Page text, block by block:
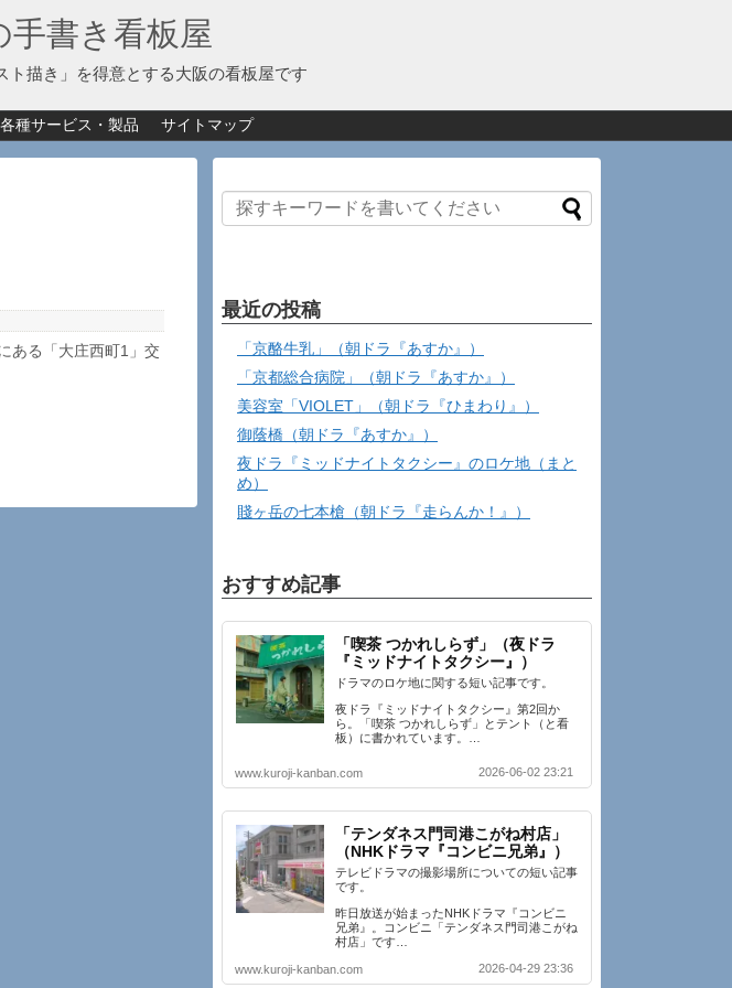
手書き看板屋
ト描き」を得意とする大阪の看板屋です
各種サービス・製品 サイトマップ
ある「大庄西町1」交
最近の投稿
「京酪牛乳」（朝ドラ『あすか』）
「京都総合病院」（朝ドラ『あすか』）
美容室「VIOLET」（朝ドラ『ひまわり』）
御蔭橋（朝ドラ『あすか』）
夜ドラ『ミッドナイトタクシー』のロケ地（まと
め）
賤ヶ岳の七本槍（朝ドラ『走らんか！』）
おすすめ記事
「喫茶 つかれしらず」（夜ドラ
『ミッドナイトタクシー』）
ドラマのロケ地に関する短い記事です。
夜ドラ『ミッドナイトタクシー』第2回か
ら。「喫茶 つかれしらず」とテント（と看
板）に書かれています。…
www.kuroji-kanban.com 2026-06-02 23:21
「テンダネス門司港こがね村店」
（NHKドラマ『コンビニ兄弟』）
テレビドラマの撮影場所についての短い記事
です。
昨日放送が始まったNHKドラマ『コンビニ
兄弟』。コンビニ「テンダネス門司港こがね
村店」です…
www.kuroji-kanban.com 2026-04-29 23:36